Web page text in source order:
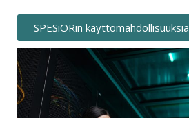
SPESiORin käyttömahdollisuuksia